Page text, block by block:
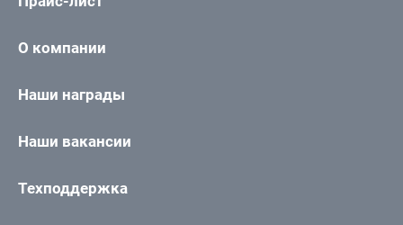
О компании
Наши награды
Наши вакансии
Техподдержка